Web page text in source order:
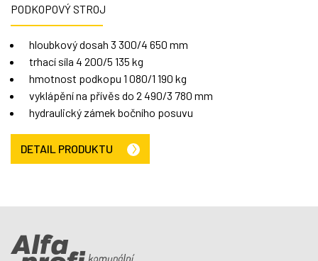
PODKOPOVÝ STROJ
hloubkový dosah 3 300/4 650 mm
trhací síla 4 200/5 135 kg
hmotnost podkopu 1 080/1 190 kg
vyklápění na přívěs do 2 490/3 780 mm
hydraulický zámek bočního posuvu
DETAIL PRODUKTU